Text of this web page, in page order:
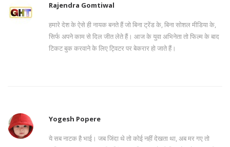
Rajendra Gomtiwal
हमारे देश के ऐसे ही नायक बनते हैं जो बिना ट्रेंड के, बिना सोशल मीडिया के,
सिर्फ अपने काम से दिल जीत लेते हैं। आज के युवा अभिनेता तो फिल्म के बाद
टिकट बुक करवाने के लिए ट्विटर पर बेकरार हो जाते हैं।
Yogesh Popere
ये सब नाटक है भाई। जब जिंदा थे तो कोई नहीं देखता था, अब मर गए तो